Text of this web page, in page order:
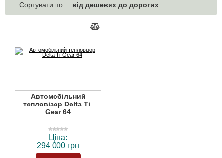
Сортувати по:
від дешевих до дорогих
Автомобільний
тепловізор Delta Ti-
Gear 64
Ціна:
294 000 грн